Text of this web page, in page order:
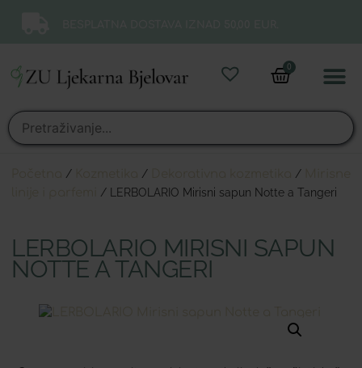
0
/ / /
/ LERBOLARIO Mirisni sapun Notte a Tangeri
LERBOLARIO MIRISNI SAPUN
NOTTE A TANGERI